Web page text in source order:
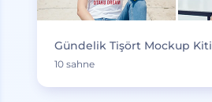
Gündelik Tişört Mockup Kiti
10 sahne